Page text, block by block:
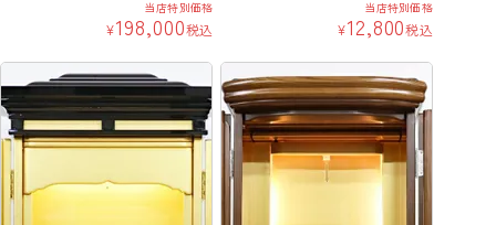
当店特別価格
¥198,000税込
当店特別価格
¥12,800税込